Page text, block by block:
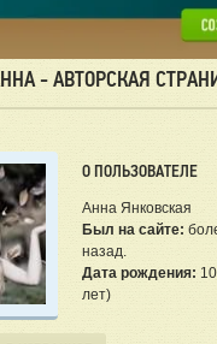
- АВТОРСКАЯ
О ПОЛЬЗОВАТЕЛЕ
Анна Янковская
Был на сайте:
назад.
Дата рождения:
лет)